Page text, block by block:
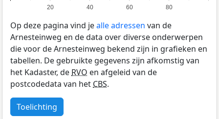
20 40 60 80
Op deze pagina vind jealle adressen van de
Arnesteinweg en de data over diverse onderwerpen
die voor de Arnesteinweg bekend zijn in grafieken en
tabellen. De gebruikte gegevens zijn afkomstig van
het Kadaster, deRVO en afgeleid van de
postcodedata van hetCBS.
Toelichting